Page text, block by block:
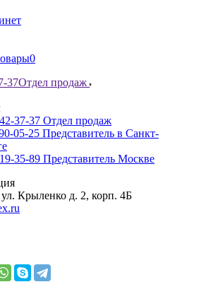
0
37Отдел продаж
37-37 Отдел продаж
05-25 Представитель в Санкт-
35-89 Представитель Москве
ул. Крыленко д. 2, корп. 4Б